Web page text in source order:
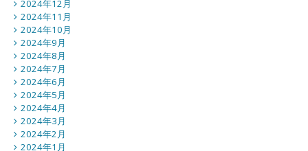
2024年12月
2024年11月
2024年10月
2024年9月
2024年8月
2024年7月
2024年6月
2024年5月
2024年4月
2024年3月
2024年2月
2024年1月